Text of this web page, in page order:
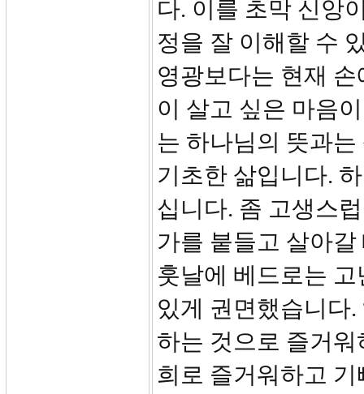
다. 이를 초막 신앙
정을 잘 이해할 수
영광보다는 현재
이 살고 싶은 마음
는 하나님의 뜻과
기초한 삶입니다.
십니다. 좀 고생스
가를 붙들고 살아
훗날에 베드로는
있게 권면했습니다
하는 것으로 즐거
희로 즐거워하고